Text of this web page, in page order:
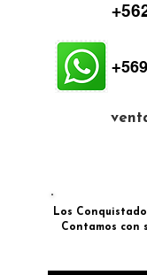
Los
Contamos con